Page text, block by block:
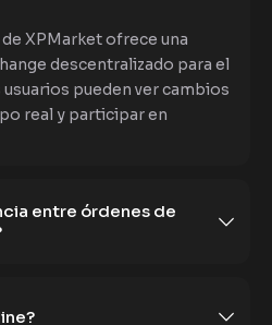
XPMarket ofrece una
descentralizado para el
usuarios pueden ver cambios
real y participar en
entre órdenes de